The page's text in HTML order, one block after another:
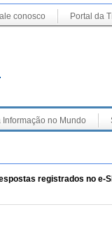
conosco Portal da
Informação no Mundo
registrados no e-